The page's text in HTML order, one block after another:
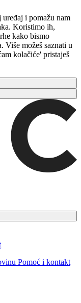
i pomažu nam
Koristimo ih,
kako bismo
Više možeš saznati u
kolačiće' pristaješ
Pomoć i kontakt